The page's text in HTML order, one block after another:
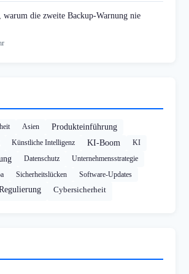
die zweite Backup-Warnung nie
Asien Produkteinführung
Künstliche Intelligenz KI-Boom KI
Datenschutz
Unternehmensstrategie
Sicherheitslücken Software-Updates
Cybersicherheit